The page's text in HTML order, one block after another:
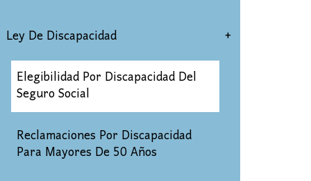
Ley De Discapacidad
Elegibilidad Por Discapacidad Del
Seguro Social
Reclamaciones Por Discapacidad
Para Mayores De 50 Años